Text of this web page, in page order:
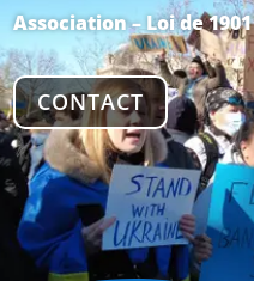
Association – Loi de 1901
CONTACT